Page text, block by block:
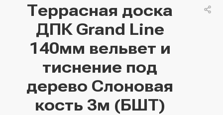
Террасная доска
ДПК Grand Line
140мм вельвет и
тиснение под
дерево Слоновая
кость 3м (БШТ)